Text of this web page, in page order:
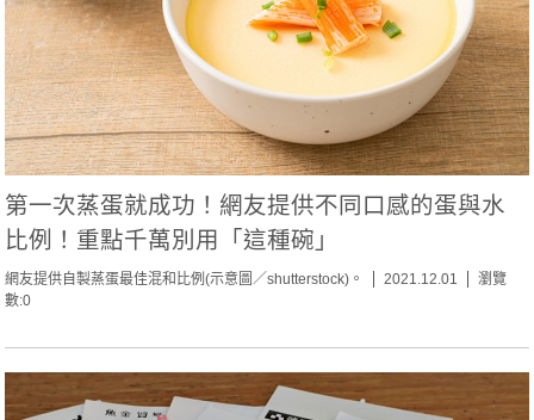
第一次蒸蛋就成功！網友提供不同口感的蛋與水
比例！重點千萬別用「這種碗」
網友提供自製蒸蛋最佳混和比例(示意圖／shutterstock)。 2021.12.01
瀏覽
數:0